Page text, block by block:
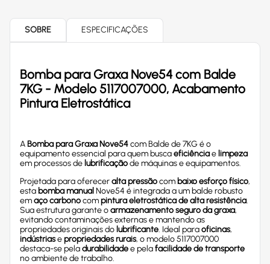
SOBRE ESPECIFICAÇÕES
Bomba para Graxa Nove54 com Balde
7KG - Modelo 5117007000, Acabamento
Pintura Eletrostática
ABomba para Graxa Nove54com Balde de 7KG é o
equipamento essencial para quem buscaeficiênciae limpeza
em processos de lubrificaçãode máquinas e equipamentos.
Projetada para ofereceralta pressãocom baixo esforço físico,
esta bomba manual Nove54 é integrada a um balde robusto
emaço carbonocompintura eletrostática de alta resistência.
Sua estrutura garante oarmazenamento seguro da graxa,
evitando contaminações externas e mantendo as
propriedades originais do lubrificante. Ideal paraoficinas,
indústriasepropriedades rurais, o modelo 5117007000
destaca-se peladurabilidadee pelafacilidade de transporte
no ambiente de trabalho.